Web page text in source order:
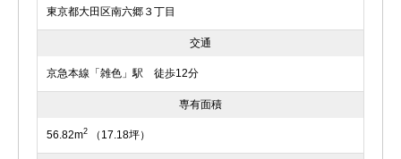
東京都大田区南六郷３丁目
交通
京急本線「雑色」駅 徒歩12分
専有面積
56.82m2 （17.18坪）